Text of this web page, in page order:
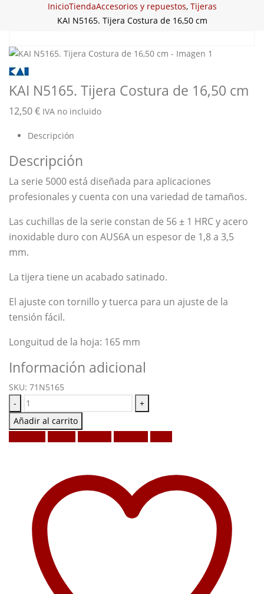
InicioTiendaAccesorios y repuestos, Tijeras
KAI N5165. Tijera Costura de 16,50 cm
KAI N5165. Tijera Costura de 16,50 cm
12,50€ IVA no incluido
Descripción
Descripción
La serie 5000 está diseñada para aplicaciones
profesionales y cuenta con una variedad de tamaños.
Las cuchillas de la serie constan de 56 ± 1 HRC y acero
inoxidable duro con AUS6A un espesor de 1,8 a 3,5
mm.
La tijera tiene un acabado satinado.
El ajuste con tornillo y tuerca para un ajuste de la
tensión fácil.
Longuitud de la hoja: 165 mm
Información adicional
SKU: 71N5165
-
+
Añadir al carrito